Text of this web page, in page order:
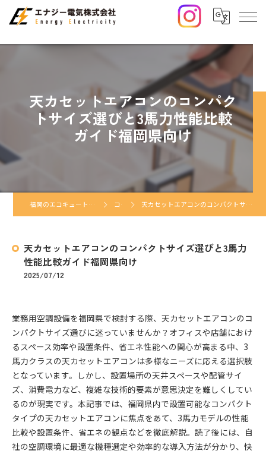
天カセットエアコンのコンパク
トサイズ選びと3馬力性能比較
ガイド福岡県向け
福岡のエコキュートならエナジー電気株式会社 コラム 天カセットエアコンのコンパクトサイズ選びと3馬力性能比較ガイド福岡県向け
天カセットエアコンのコンパクトサイズ選びと3馬力
性能比較ガイド福岡県向け
2025/07/12
業務用空調設備を福岡県で検討する際、天カセットエアコンのコ
ンパクトサイズ選びに迷っていませんか？オフィスや店舗におけ
るスペース効率や設置条件、省エネ性能への関心が高まる中、3
馬力クラスの天カセットエアコンは多様なニーズに応える選択肢
となっています。しかし、設置場所の天井スペースや配管サイ
ズ、消費電力など、複雑な技術的要素が意思決定を難しくしてい
るのが現実です。本記事では、福岡県内で設置可能なコンパクト
タイプの天カセットエアコンに焦点をあて、3馬力モデルの性能
比較や設置条件、省エネの観点などを徹底解説。読了後には、自
社の空調環境に最適な機種選定や効率的な導入方法が分かり、快